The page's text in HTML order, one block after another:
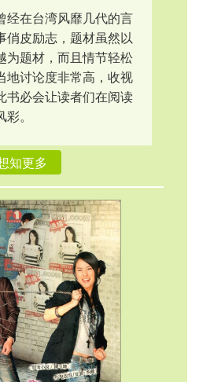
经在台湾风靡几代的言
俏皮励志，题材虽然以
为题材，而且情节轻松
地讨论度非常高，收视
书必会让读者们在阅读
。
知更多